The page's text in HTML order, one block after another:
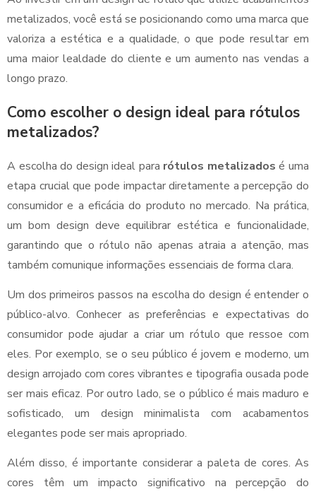
metalizados, você está se posicionando como uma marca que
valoriza a estética e a qualidade, o que pode resultar em
uma maior lealdade do cliente e um aumento nas vendas a
longo prazo.
Como escolher o design ideal para rótulos
metalizados?
A escolha do design ideal para rótulos metalizados é uma
etapa crucial que pode impactar diretamente a percepção do
consumidor e a eficácia do produto no mercado. Na prática,
um bom design deve equilibrar estética e funcionalidade,
garantindo que o rótulo não apenas atraia a atenção, mas
também comunique informações essenciais de forma clara.
Um dos primeiros passos na escolha do design é entender o
público-alvo. Conhecer as preferências e expectativas do
consumidor pode ajudar a criar um rótulo que ressoe com
eles. Por exemplo, se o seu público é jovem e moderno, um
design arrojado com cores vibrantes e tipografia ousada pode
ser mais eficaz. Por outro lado, se o público é mais maduro e
sofisticado, um design minimalista com acabamentos
elegantes pode ser mais apropriado.
Além disso, é importante considerar a paleta de cores. As
cores têm um impacto significativo na percepção do